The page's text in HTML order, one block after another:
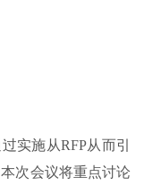
实施从RFP从而引
次会议将重点讨论